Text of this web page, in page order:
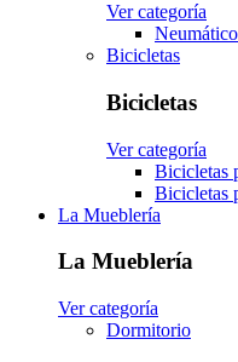
Ver categoría
Bicicletas
Bicicletas
Ver categoría
Bicicletas
Bicicletas
La Mueblería
La Mueblería
Ver categoría
Dormitorio